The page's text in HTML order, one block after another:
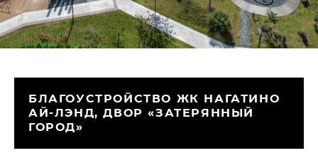
БЛАГОУСТРОЙСТВО ЖК НАГАТИНО
АЙ-ЛЭНД, ДВОР «ЗАТЕРЯННЫЙ
ГОРОД»